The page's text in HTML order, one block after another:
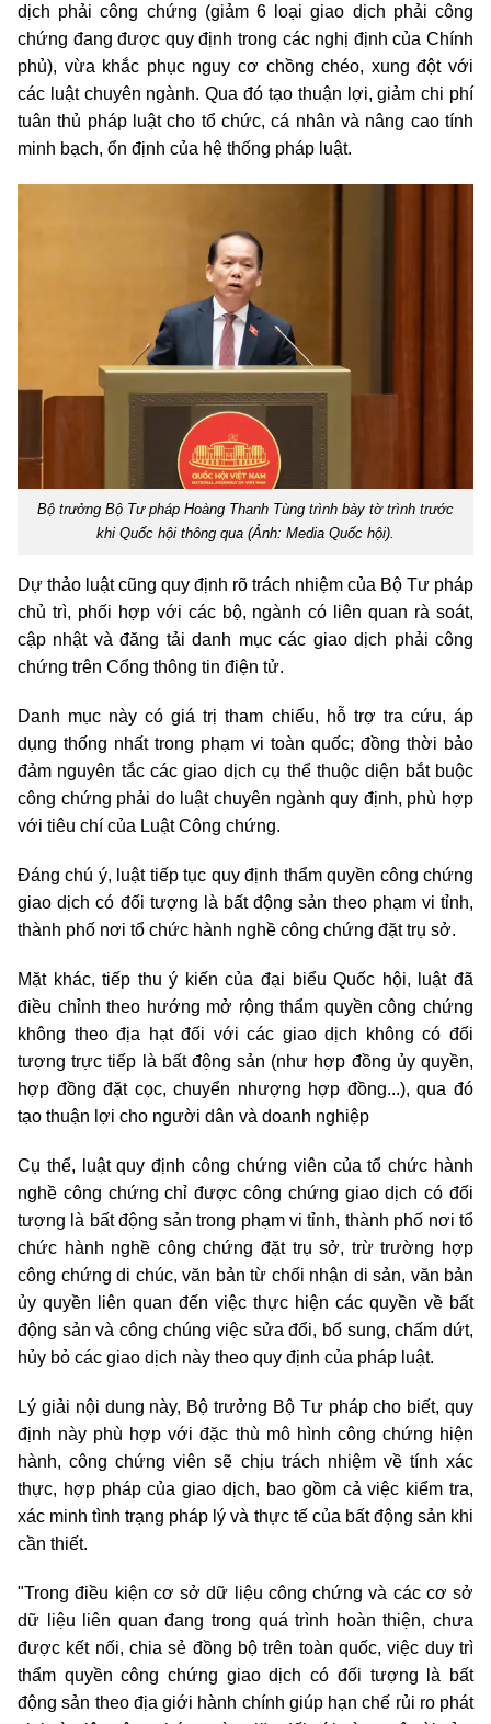
dịch phải công chứng (giảm 6 loại giao dịch phải công
chứng đang được quy định trong các nghị định của Chính
phủ), vừa khắc phục nguy cơ chồng chéo, xung đột với
các luật chuyên ngành. Qua đó tạo thuận lợi, giảm chi phí
tuân thủ pháp luật cho tổ chức, cá nhân và nâng cao tính
minh bạch, ổn định của hệ thống pháp luật.
Bộ trưởng Bộ Tư pháp Hoàng Thanh Tùng trình bày tờ trình trước
khi Quốc hội thông qua (Ảnh: Media Quốc hội).
Dự thảo luật cũng quy định rõ trách nhiệm của Bộ Tư pháp
chủ trì, phối hợp với các bộ, ngành có liên quan rà soát,
cập nhật và đăng tải danh mục các giao dịch phải công
chứng trên Cổng thông tin điện tử.
Danh mục này có giá trị tham chiếu, hỗ trợ tra cứu, áp
dụng thống nhất trong phạm vi toàn quốc; đồng thời bảo
đảm nguyên tắc các giao dịch cụ thể thuộc diện bắt buộc
công chứng phải do luật chuyên ngành quy định, phù hợp
với tiêu chí của Luật Công chứng.
Đáng chú ý, luật tiếp tục quy định thẩm quyền công chứng
giao dịch có đối tượng là bất động sản theo phạm vi tỉnh,
thành phố nơi tổ chức hành nghề công chứng đặt trụ sở.
Mặt khác, tiếp thu ý kiến của đại biểu Quốc hội, luật đã
điều chỉnh theo hướng mở rộng thẩm quyền công chứng
không theo địa hạt đối với các giao dịch không có đối
tượng trực tiếp là bất động sản (như hợp đồng ủy quyền,
hợp đồng đặt cọc, chuyển nhượng hợp đồng...), qua đó
tạo thuận lợi cho người dân và doanh nghiệp
Cụ thể, luật quy định công chứng viên của tổ chức hành
nghề công chứng chỉ được công chứng giao dịch có đối
tượng là bất động sản trong phạm vi tỉnh, thành phố nơi tổ
chức hành nghề công chứng đặt trụ sở, trừ trường hợp
công chứng di chúc, văn bản từ chối nhận di sản, văn bản
ủy quyền liên quan đến việc thực hiện các quyền về bất
động sản và công chúng việc sửa đổi, bổ sung, chấm dứt,
hủy bỏ các giao dịch này theo quy định của pháp luật.
Lý giải nội dung này, Bộ trưởng Bộ Tư pháp cho biết, quy
định này phù hợp với đặc thù mô hình công chứng hiện
hành, công chứng viên sẽ chịu trách nhiệm về tính xác
thực, hợp pháp của giao dịch, bao gồm cả việc kiểm tra,
xác minh tình trạng pháp lý và thực tế của bất động sản khi
cần thiết.
"Trong điều kiện cơ sở dữ liệu công chứng và các cơ sở
dữ liệu liên quan đang trong quá trình hoàn thiện, chưa
được kết nối, chia sẻ đồng bộ trên toàn quốc, việc duy trì
thẩm quyền công chứng giao dịch có đối tượng là bất
động sản theo địa giới hành chính giúp hạn chế rủi ro phát